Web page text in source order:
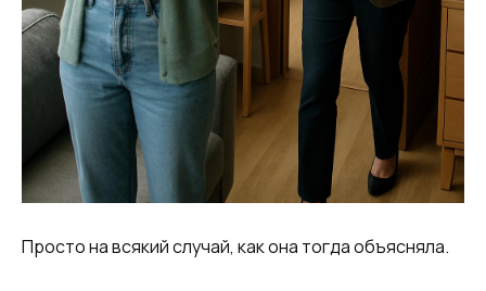
Просто на всякий случай, как она тогда объясняла.